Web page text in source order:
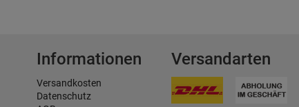
Informationen
Versandkosten
Datenschutz
Versandarten